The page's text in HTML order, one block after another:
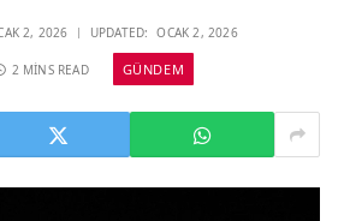
2, 2026 UPDATED: OCAK 2, 2026
2 MINS READ GÜNDEM